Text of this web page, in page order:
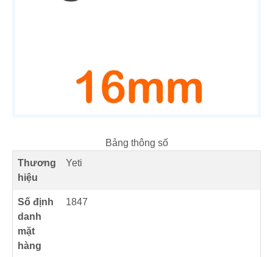
Bảng thông số
Thương
hiệu
Yeti
Số định
danh
mặt
hàng
1847